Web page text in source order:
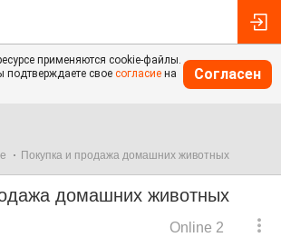
применяются cookie-файлы.
подтверждаете свое согласие на
Согласен
Покупка и продажа домашних животных
домашних животных
Online 2